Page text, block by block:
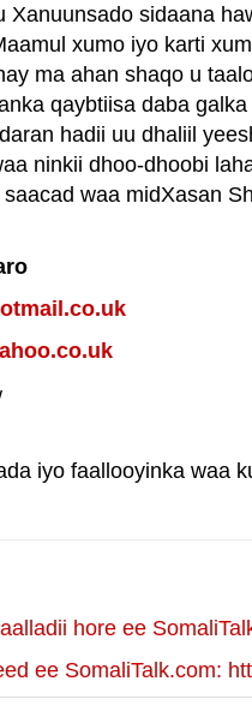
Xanuunsado sidaana
xumo iyo karti
ma ahan shaqo u
qaybtiisa daba
hadii uu dhaliil
ninkii dhoo-dhoobi
waa midXasan
iyo faallooyinka waa
hore ee
ee SomaliTalk.com: